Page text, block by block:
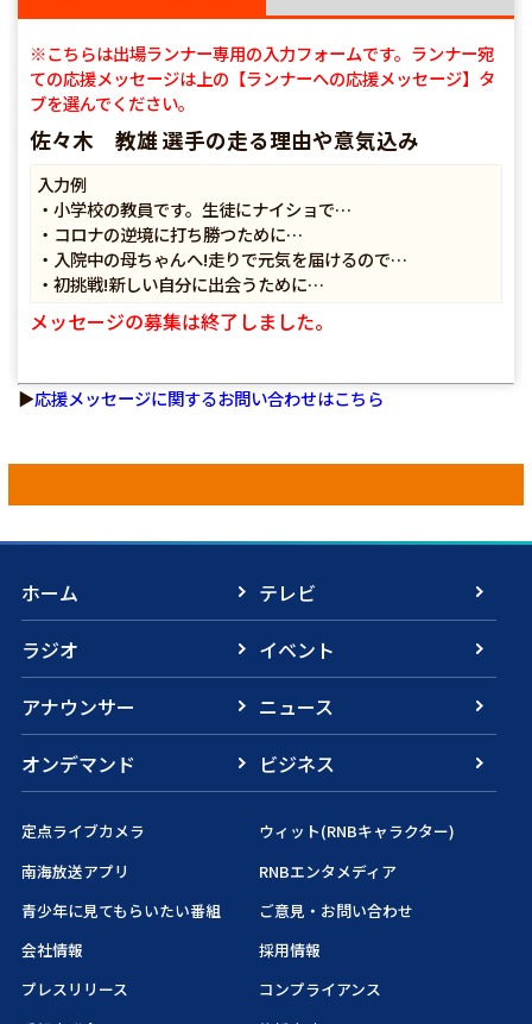
※こちらは出場ランナー専用の入力フォームです。ランナー宛
ての応援メッセージは上の【ランナーへの応援メッセージ】タ
ブを選んでください。
佐々木 教雄 選手の走る理由や意気込み
入力例
・小学校の教員です。生徒にナイショで…
・コロナの逆境に打ち勝つために…
・入院中の母ちゃんへ!走りで元気を届けるので…
・初挑戦!新しい自分に出会うために…
メッセージの募集は終了しました。
▶応援メッセージに関するお問い合わせはこちら
ホーム
テレビ
ラジオ
イベント
アナウンサー
ニュース
オンデマンド
ビジネス
定点ライブカメラ
ウィット(RNBキャラクター)
南海放送アプリ
RNBエンタメディア
青少年に見てもらいたい番組
ご意見・お問い合わせ
会社情報
採用情報
プレスリリース
コンプライアンス